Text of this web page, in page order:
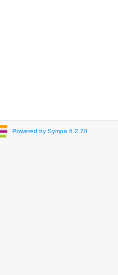
Powered by Sympa 6.2.70